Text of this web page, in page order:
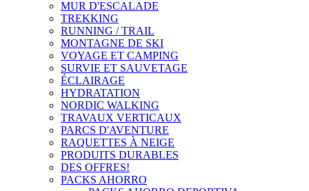
MUR D'ESCALADE
TREKKING
RUNNING / TRAIL
MONTAGNE DE SKI
VOYAGE ET CAMPING
SURVIE ET ​​SAUVETAGE
ÉCLAIRAGE
HYDRATATION
NORDIC WALKING
TRAVAUX VERTICAUX
PARCS D'AVENTURE
RAQUETTES À NEIGE
PRODUITS DURABLES
DES OFFRES!
PACKS AHORRO